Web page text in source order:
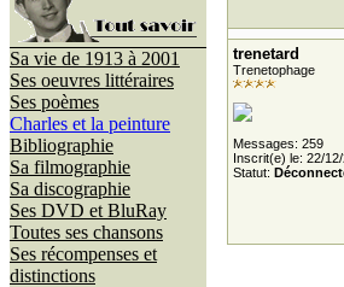
Sa vie de 1913 à 2001
Ses oeuvres littéraires
Ses poèmes
Charles et la peinture
Bibliographie
Sa filmographie
Sa discographie
Ses DVD et BluRay
Toutes ses chansons
Ses récompenses et
distinctions
trenetard
Trenetophage
Messages: 259
Inscrit(e) le: 22/
Statut: